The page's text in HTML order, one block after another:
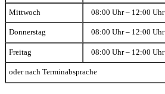
Mittwoch 08:00 Uhr – 12:00 Uhr
Donnerstag 08:00 Uhr – 12:00 Uhr
Freitag 08:00 Uhr – 12:00 Uhr
oder nach Terminabsprache